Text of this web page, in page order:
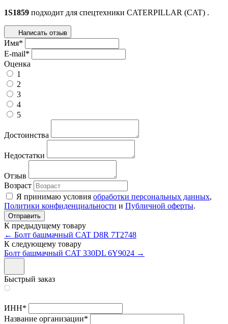
1S1859 подходит для спецтехники CATERPILLAR (CAT) .
Написать отзыв
Имя*
E-mail*
Оценка
1
2
3
4
5
Достоинства
Недостатки
Отзыв
Возраст
Я принимаю условия обработки персональных данных,
Политики конфиденциальности и Публичной оферты.
К предыдущему товару
← Болт башмачный CAT D8R 7T2748
К следующему товару
Болт башмачный CAT 330DL 6Y9024 →
Быстрый заказ
ИНН*
Название организации*